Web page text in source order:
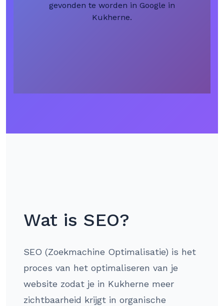
gevonden te worden in Google in
Kukherne.
Wat is SEO?
SEO (Zoekmachine Optimalisatie) is het
proces van het optimaliseren van je
website zodat je in Kukherne meer
zichtbaarheid krijgt in organische